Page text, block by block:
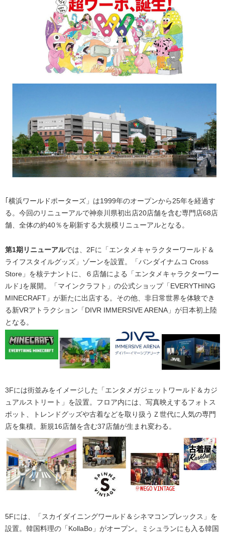
｢横浜ワールドポーターズ」は1999年のオープンから25年を経過す
る。今回のリニューアルで神奈川県初出店20店舗を含む専門店68店
舗、全体の約40％を刷新する大規模リニューアルとなる。
第1期リニューアルでは、2Fに「エンタメキャラクターワールド＆
ライフスタイルグッズ」ゾーンを設置。「バンダイナムコ Cross
Store」を核テナントに、６店舗による「エンタメキャラクターワー
ルド｣を展開。「マインクラフト」の公式ショップ「EVERYTHING
MINECRAFT」が新たに出店する。その他、非日常世界を体験でき
る新VRアトラクション「DIVR IMMERSIVE ARENA」が日本初上陸
となる。
3Fには街並みをイメージした「エンタメガジェットワールド＆カジ
ュアルストリート」を設置。フロア内には、写真映えするフォトス
ポット、トレンドグッズや古着などを取り扱うＺ世代に人気の専門
店を集積。新規16店舗を含む37店舗が生まれ変わる。
5Fには、「スカイダイニングワールド＆シネマコンプレックス」を
設置。韓国料理の「KollaBo」がオープン。ミシュランにも入る韓国